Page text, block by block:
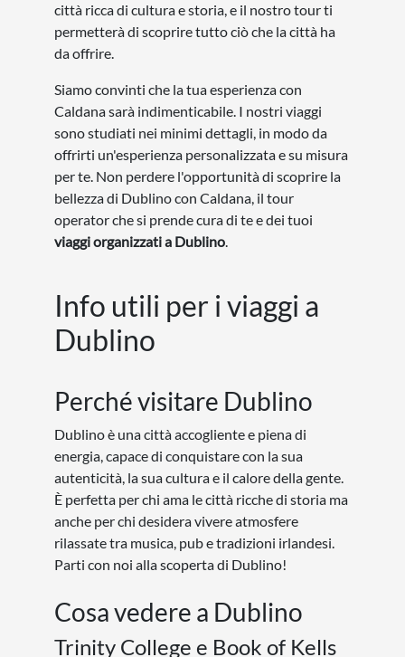
città ricca di cultura e storia, e il nostro tour ti
permetterà di scoprire tutto ciò che la città ha
da offrire.
Siamo convinti che la tua esperienza con
Caldana sarà indimenticabile. I nostri viaggi
sono studiati nei minimi dettagli, in modo da
offrirti un'esperienza personalizzata e su misura
per te. Non perdere l'opportunità di scoprire la
bellezza di Dublino con Caldana, il tour
operator che si prende cura di te e dei tuoi
viaggi organizzati a Dublino.
Info utili per i viaggi a
Dublino
Perché visitare Dublino
Dublino è una città accogliente e piena di
energia, capace di conquistare con la sua
autenticità, la sua cultura e il calore della gente.
È perfetta per chi ama le città ricche di storia ma
anche per chi desidera vivere atmosfere
rilassate tra musica, pub e tradizioni irlandesi.
Parti con noi alla scoperta di Dublino!
Cosa vedere a Dublino
Trinity College e Book of Kells